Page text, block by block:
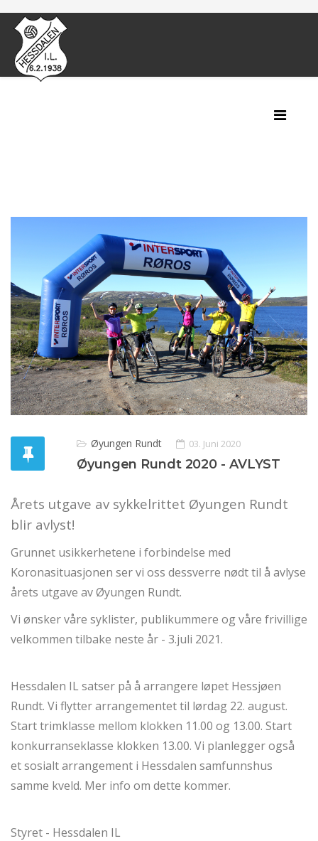
Øyungen Rundt 03. Juni 2020
Øyungen Rundt 2020 - AVLYST
Årets utgave av sykkelrittet Øyungen Rundt
blir avlyst!
Grunnet usikkerhetene i forbindelse med
Koronasituasjonen ser vi oss dessverre nødt til å avlyse
årets utgave av Øyungen Rundt.
Vi ønsker våre syklister, publikummere og våre frivillige
velkommen tilbake neste år - 3.juli 2021.
Hessdalen IL satser på å arrangere løpet Hessjøen
Rundt. Vi flytter arrangementet til lørdag 22. august.
Start trimklasse mellom klokken 11.00 og 13.00. Start
konkurranseklasse klokken 13.00. Vi planlegger også
et sosialt arrangement i Hessdalen samfunnshus
samme kveld. Mer info om dette kommer.
Styret - Hessdalen IL